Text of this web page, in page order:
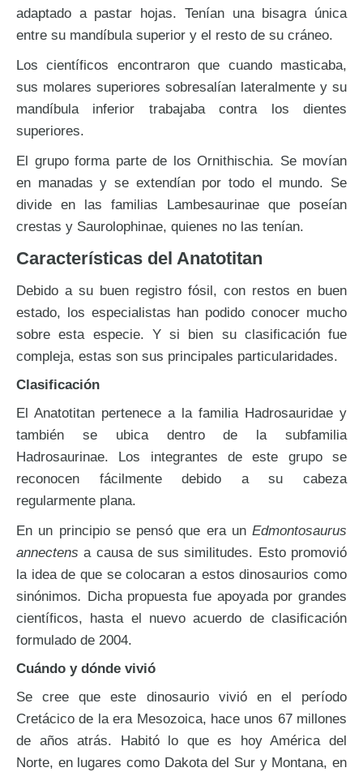
adaptado a pastar hojas. Tenían una bisagra única
entre su mandíbula superior y el resto de su cráneo.
Los científicos encontraron que cuando masticaba,
sus molares superiores sobresalían lateralmente y su
mandíbula inferior trabajaba contra los dientes
superiores.
El grupo forma parte de los Ornithischia. Se movían
en manadas y se extendían por todo el mundo. Se
divide en las familias Lambesaurinae que poseían
crestas y Saurolophinae, quienes no las tenían.
Características del Anatotitan
Debido a su buen registro fósil, con restos en buen
estado, los especialistas han podido conocer mucho
sobre esta especie. Y si bien su clasificación fue
compleja, estas son sus principales particularidades.
Clasificación
El Anatotitan pertenece a la familia Hadrosauridae y
también se ubica dentro de la subfamilia
Hadrosaurinae. Los integrantes de este grupo se
reconocen fácilmente debido a su cabeza
regularmente plana.
En un principio se pensó que era un Edmontosaurus
annectens a causa de sus similitudes. Esto promovió
la idea de que se colocaran a estos dinosaurios como
sinónimos. Dicha propuesta fue apoyada por grandes
científicos, hasta el nuevo acuerdo de clasificación
formulado de 2004.
Cuándo y dónde vivió
Se cree que este dinosaurio vivió en el período
Cretácico de la era Mesozoica, hace unos 67 millones
de años atrás. Habitó lo que es hoy América del
Norte, en lugares como Dakota del Sur y Montana, en